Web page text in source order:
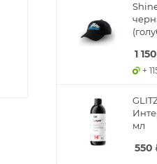
1 150
+
мл
550